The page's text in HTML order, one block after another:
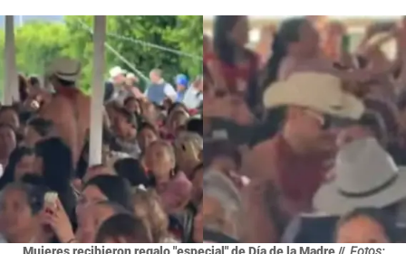
Mujeres recibieron regalo "especial" de Día de la Madre // Fotos: